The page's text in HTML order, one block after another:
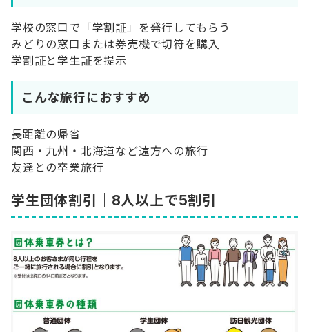
学校の窓口で「学割証」を発行してもらう
みどりの窓口または券売機で切符を購入
学割証と学生証を提示
こんな旅行におすすめ
長距離の帰省
関西・九州・北海道など遠方への旅行
友達との卒業旅行
学生団体割引｜8人以上で5割引